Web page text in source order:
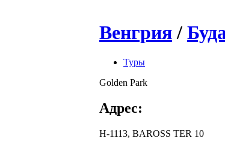
Венгрия/
Туры
Golden Park
Адрес:
H-1113, BAROSS TER 10